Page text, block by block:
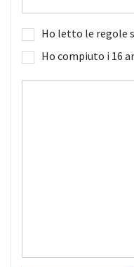
Ho letto le regole
Ho compiuto i 16